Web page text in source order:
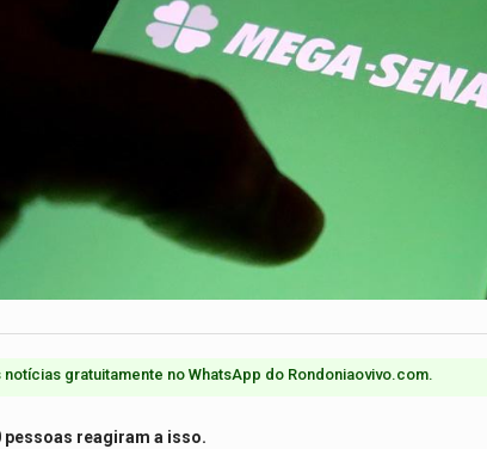
notícias gratuitamente no WhatsApp do Rondoniaovivo.com.​
pessoas reagiram a isso.